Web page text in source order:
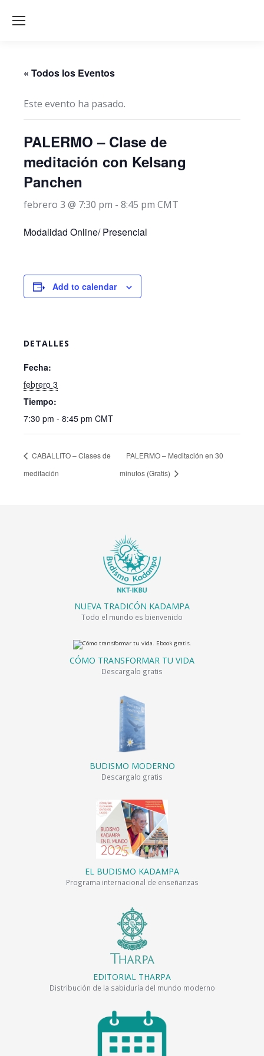
« Todos los Eventos
Este evento ha pasado.
PALERMO – Clase de
meditación con Kelsang
Panchen
febrero 3 @ 7:30 pm - 8:45 pm CMT
Modalidad Online/ Presencial
Add to calendar
DETALLES
Fecha:
febrero 3
Tiempo:
7:30 pm - 8:45 pm CMT
CABALLITO – Clases de
meditación
PALERMO – Meditación en 30
minutos (Gratis)
NUEVA TRADICÓN KADAMPA
Todo el mundo es bienvenido
CÓMO TRANSFORMAR TU VIDA
Descargalo gratis
BUDISMO MODERNO
Descargalo gratis
EL BUDISMO KADAMPA
Programa internacional de enseñanzas
EDITORIAL THARPA
Distribución de la sabiduría del mundo moderno